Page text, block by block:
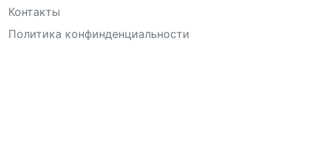
Контакты
Политика конфинденциальности